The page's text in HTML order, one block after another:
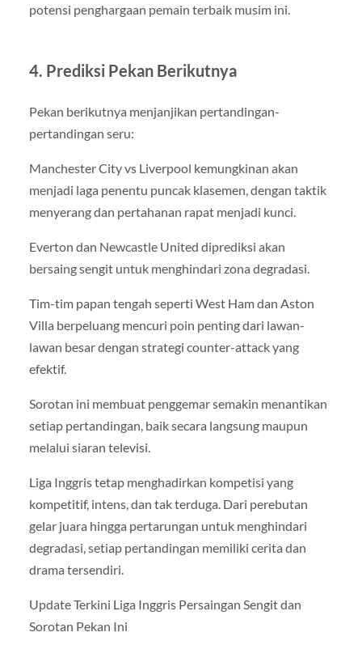
potensi penghargaan pemain terbaik musim ini.
4. Prediksi Pekan Berikutnya
Pekan berikutnya menjanjikan pertandingan-
pertandingan seru:
Manchester City vs Liverpool kemungkinan akan
menjadi laga penentu puncak klasemen, dengan taktik
menyerang dan pertahanan rapat menjadi kunci.
Everton dan Newcastle United diprediksi akan
bersaing sengit untuk menghindari zona degradasi.
Tim-tim papan tengah seperti West Ham dan Aston
Villa berpeluang mencuri poin penting dari lawan-
lawan besar dengan strategi counter-attack yang
efektif.
Sorotan ini membuat penggemar semakin menantikan
setiap pertandingan, baik secara langsung maupun
melalui siaran televisi.
Liga Inggris tetap menghadirkan kompetisi yang
kompetitif, intens, dan tak terduga. Dari perebutan
gelar juara hingga pertarungan untuk menghindari
degradasi, setiap pertandingan memiliki cerita dan
drama tersendiri.
Update Terkini Liga Inggris Persaingan Sengit dan
Sorotan Pekan Ini